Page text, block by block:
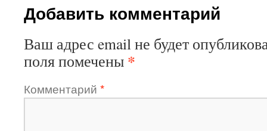
Добавить комментарий
Ваш адрес email не будет
поля помечены *
Комментарий *